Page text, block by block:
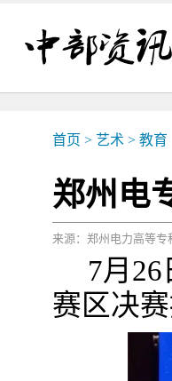
首页 > 艺术 > 教育
郑州电
来源：郑州电力高等专
7月26
赛区决赛